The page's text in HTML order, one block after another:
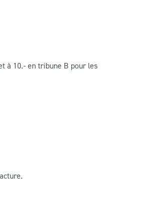
à 10.- en tribune B pour les